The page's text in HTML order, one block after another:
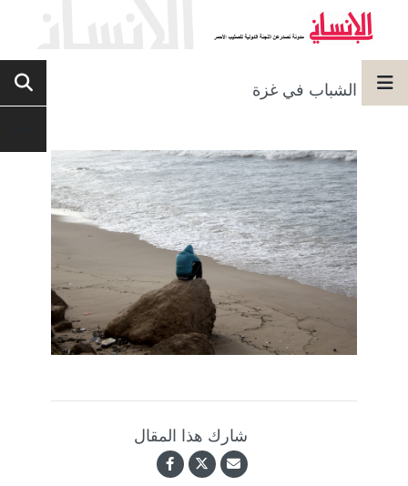
الشباب في غزة
شارك هذا المقال